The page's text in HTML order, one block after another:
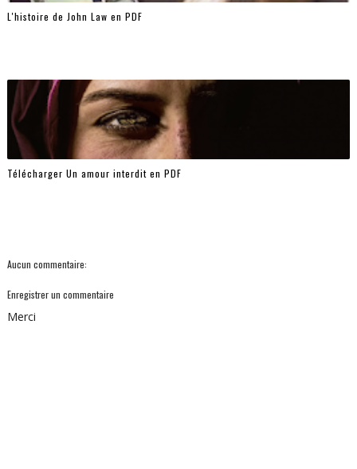
L'histoire de John Law en PDF
Télécharger Un amour interdit en PDF
Aucun commentaire:
Enregistrer un commentaire
Merci